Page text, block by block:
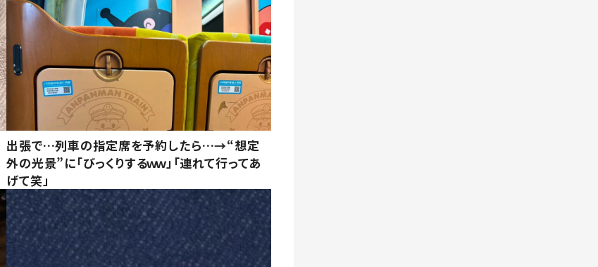
出張で…列車の指定席を予約したら…→“想定
外の光景”に「びっくりするｗｗ」「連れて行ってあ
げて笑」